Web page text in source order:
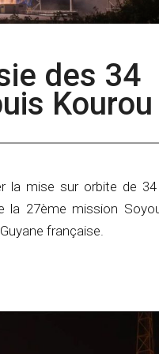
des 34
Kourou
la mise sur orbite de 34
la 27ème mission
française.